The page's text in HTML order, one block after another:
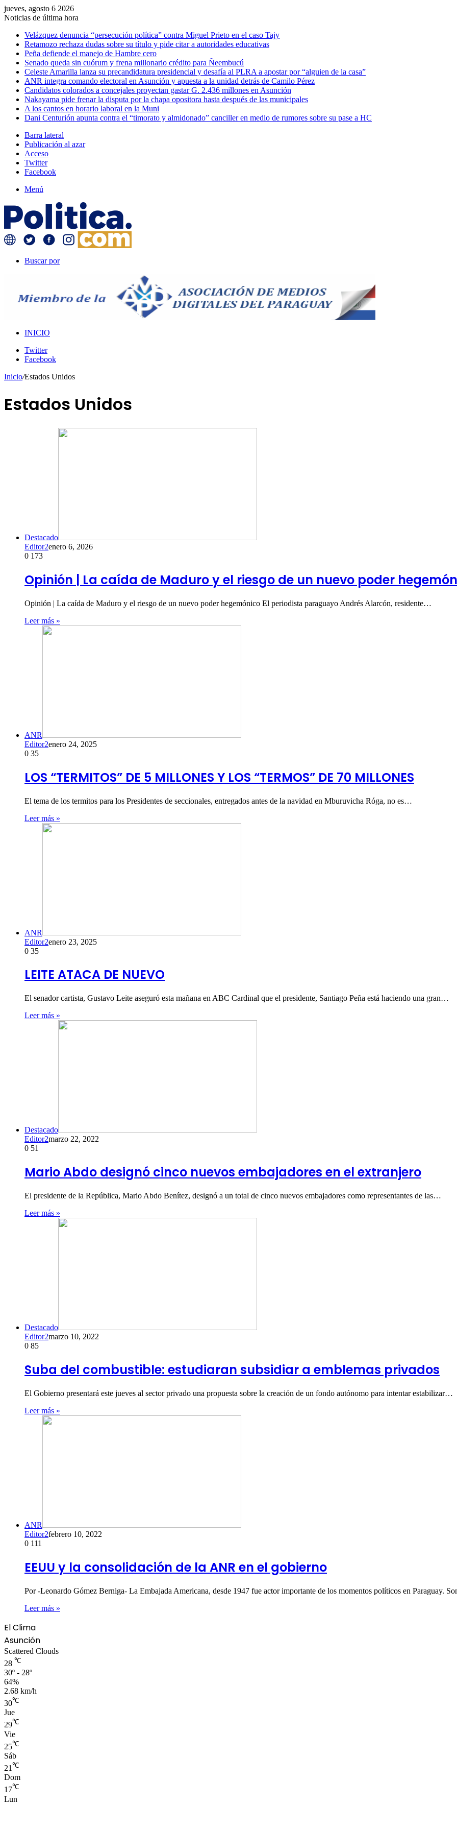
jueves, agosto 6 2026
Noticias de última hora
Velázquez denuncia “persecución política” contra Miguel Prieto en el caso Tajy
Retamozo rechaza dudas sobre su título y pide citar a autoridades educativas
Peña defiende el manejo de Hambre cero
Senado queda sin cuórum y frena millonario crédito para Ñeembucú
Celeste Amarilla lanza su precandidatura presidencial y desafía al PLRA a apostar por “alguien de la casa”
ANR integra comando electoral en Asunción y apuesta a la unidad detrás de Camilo Pérez
Candidatos colorados a concejales proyectan gastar G. 2.436 millones en Asunción
Nakayama pide frenar la disputa por la chapa opositora hasta después de las municipales
A los cantos en horario laboral en la Muni
Dani Centurión apunta contra el “timorato y almidonado” canciller en medio de rumores sobre su pase a HC
Barra lateral
Publicación al azar
Acceso
Twitter
Facebook
Menú
Buscar por
INICIO
Twitter
Facebook
Inicio/Estados Unidos
Estados Unidos
Destacado
Editor2enero 6, 2026
0 173
Opinión | La caída de Maduro y el riesgo de un nuevo poder
Opinión | La caída de Maduro y el riesgo de un nuevo poder hegemónico El periodista paraguayo Andrés Alarcón, residente…
Leer más »
ANR
Editor2enero 24, 2025
0 35
LOS “TERMITOS” DE 5 MILLONES Y LOS “TERMOS” DE 70 MILLONES
El tema de los termitos para los Presidentes de seccionales, entregados antes de la navidad en Mburuvicha Róga, no es…
Leer más »
ANR
Editor2enero 23, 2025
0 35
LEITE ATACA DE NUEVO
El senador cartista, Gustavo Leite aseguró esta mañana en ABC Cardinal que el presidente, Santiago Peña está haciendo una gran…
Leer más »
Destacado
Editor2marzo 22, 2022
0 51
Mario Abdo designó cinco nuevos embajadores en el extranjero
El presidente de la República, Mario Abdo Benítez, designó a un total de cinco nuevos embajadores como representantes de las…
Leer más »
Destacado
Editor2marzo 10, 2022
0 85
Suba del combustible: estudiaran subsidiar a emblemas privados
El Gobierno presentará este jueves al sector privado una propuesta sobre la creación de un fondo autónomo para intentar estabilizar…
Leer más »
ANR
Editor2febrero 10, 2022
0 111
EEUU y la consolidación de la ANR en el gobierno
Por -Leonardo Gómez Berniga- La Embajada Americana, desde 1947 fue actor importante de los momentos políticos en Paraguay.
Leer más »
El Clima
Asunción
Scattered Clouds
28 ℃
30º - 28º
64%
2.68 km/h
30℃
Jue
29℃
Vie
25℃
Sáb
21 ℃
Dom
17℃
Lun